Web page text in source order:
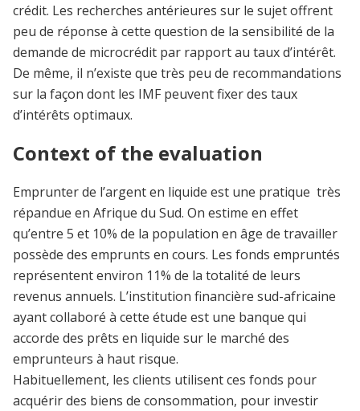
crédit. Les recherches antérieures sur le sujet offrent
peu de réponse à cette question de la sensibilité de la
demande de microcrédit par rapport au taux d’intérêt.
De même, il n’existe que très peu de recommandations
sur la façon dont les IMF peuvent fixer des taux
d’intérêts optimaux.
Context of the evaluation
Emprunter de l’argent en liquide est une pratique très
répandue en Afrique du Sud. On estime en effet
qu’entre 5 et 10% de la population en âge de travailler
possède des emprunts en cours. Les fonds empruntés
représentent environ 11% de la totalité de leurs
revenus annuels. L’institution financière sud-africaine
ayant collaboré à cette étude est une banque qui
accorde des prêts en liquide sur le marché des
emprunteurs à haut risque.
Habituellement, les clients utilisent ces fonds pour
acquérir des biens de consommation, pour investir